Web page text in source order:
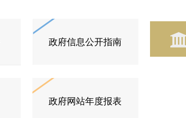
政府信息公开指南
政府网站年度报表